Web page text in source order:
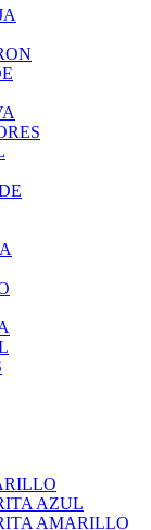
AZUL
AMARILLO